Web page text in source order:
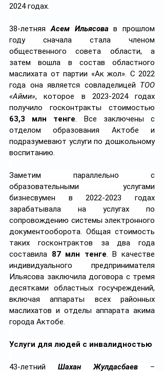
2024 годах.
38-летняя Асем Ильясова в прошлом
году сначала стала членом
общественного совета области, а
затем вошла в состав областного
маслихата от партии «Ак жол». С 2022
года она является совладелицей ТОО
«Айми», которое в 2023-2024 годах
63,3 млн тенге. Все заключены с
отделом образования Актобе и
подразумевают услуги по дошкольному
воспитанию.
Заметим параллельно с
образовательными услугами
бизнесвумен в 2022-2023 годах
зарабатывала на услугах по
сопровождению системы электронного
документооборота. Общая стоимость
таких госконтрактов за два года
составила 87 млн тенге. В качестве
индивидуального предпринимателя
Ильясова заключила договора с тремя
десятками областных госучреждений,
включая аппараты всех районных
маслихатов и отделы аппарата акима
города Актобе.
Услуги для людей с инвалидностью
43-летний Шахан Жулдасбаев –